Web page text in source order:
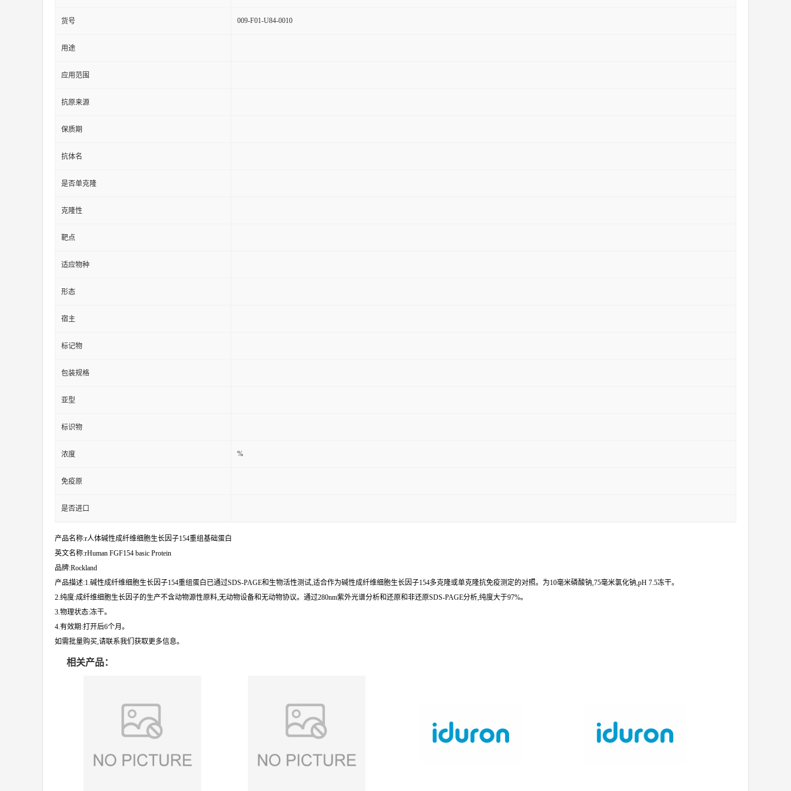
货号 009-F01-U84-0010
用途
应用范围
抗原来源
保质期
抗体名
是否单克隆
克隆性
靶点
适应物种
形态
宿主
标记物
包装规格
亚型
标识物
浓度 %
免疫原
是否进口
产品名称:r人体碱性成纤维细胞生长因子154重组基础蛋白
英文名称:rHuman FGF154 basic Protein
品牌:Rockland
产品描述:1.碱性成纤维细胞生长因子154重组蛋白已通过SDS-PAGE和生物活性测试,适合作为碱性成纤维细胞生长因子154多克隆或单克隆抗免疫测定的对照。为10毫米磷酸钠,75毫米氯化钠,pH 7.5冻干。
2.纯度:成纤维细胞生长因子的生产不含动物源性原料,无动物设备和无动物协议。通过280nm紫外光谱分析和还原和非还原SDS-PAGE分析,纯度大于97%。
3.物理状态:冻干。
4.有效期:打开后6个月。
如需批量购买,请联系我们获取更多信息。
相关产品：